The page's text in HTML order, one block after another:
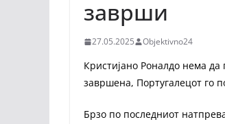
заврши
27.05.2025 Objektivno24
Кристијано Роналдо нема да
завршена, Португалецот го
Брзо по последниот